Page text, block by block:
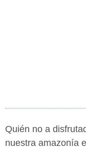
Quién no a
nuestra amazonía